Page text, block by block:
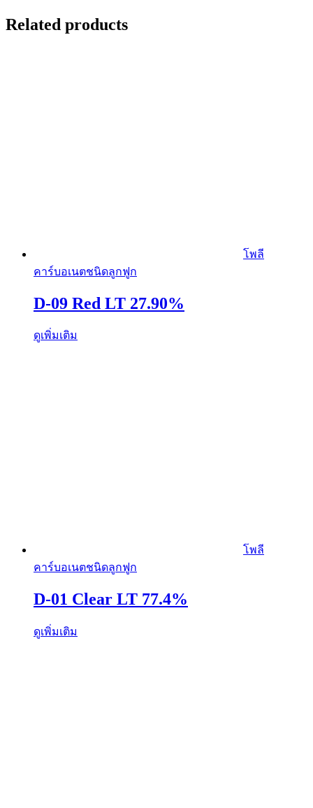
Related products
โพลี
คาร์บอเนตชนิดลูกฟูก
D-09 Red LT 27.90%
ดูเพิ่มเติม
โพลี
คาร์บอเนตชนิดลูกฟูก
D-01 Clear LT 77.4%
ดูเพิ่มเติม